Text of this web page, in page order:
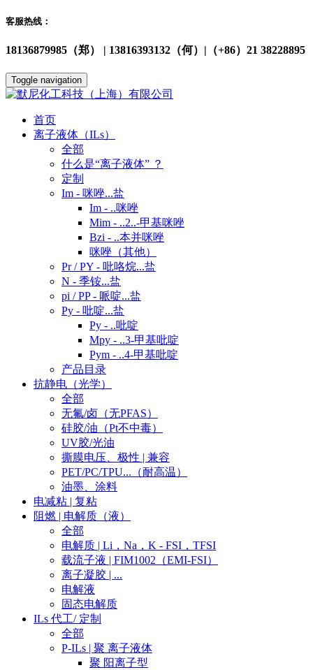
客服热线：
18136879985（郑） | 13816393132（何）|（+86）21 38228895
Toggle navigation
首页
离子液体（ILs）
全部
什么是“离子液体” ？
定制
Im - 咪唑...盐
Im - ..咪唑
Mim - ..2..-甲基咪唑
Bzi - ..本并咪唑
咪唑（其他）
Pr / PY - 吡咯烷...盐
N - 季铵...盐
pi / PP - 哌啶...盐
Py - 吡啶...盐
Py - ..吡啶
Mpy - ..3-甲基吡啶
Pym - ..4-甲基吡啶
产品目录
抗静电（光学）
全部
无氟/卤（无PFAS）
硅胶/油（Pt不中毒）
UV胶/光油
撕膜电压、极性 | 兼容
PET/PC/TPU...（耐高温）
油墨、涂料
电减粘 | 复粘
阻燃 | 电解质（液）
全部
电解质 | Li，Na，K - FSI，TFSI
载流子液 | FIM1002（EMI-FSI）
离子凝胶 | ...
电解液
固态电解质
ILs 代工/ 定制
全部
P-ILs | 聚 离子液体
聚 阳离子型